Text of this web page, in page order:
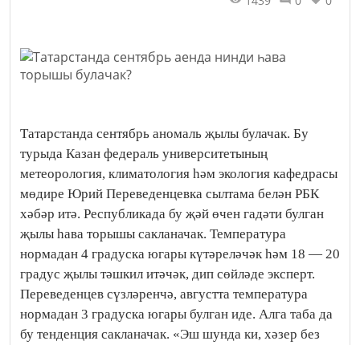
Татарстанда сентябрь аномаль җылы булачак. Бу
турыда Казан федераль университетының
метеорология, климатология һәм экология кафедрасы
мөдире Юрий Переведенцевка сылтама белән РБК
хәбәр итә. Республикада бу җәй өчен гадәти булган
җылы һава торышы сакланачак. Температура
нормадан 4 градуска югары күтәреләчәк һәм 18 — 20
градус җылы тәшкил итәчәк, дип сөйләде эксперт.
Переведенцев сүзләренчә, августта температура
нормадан 3 градуска югары булган иде. Алга таба да
бу тенденция сакланачак. «Эш шунда ки, хәзер без